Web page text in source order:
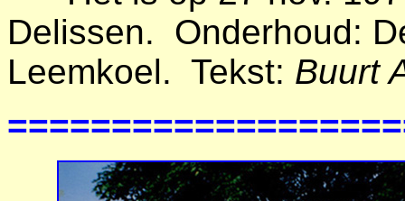
Delissen. Onderhoud:
Leemkoel. Tekst: Buurt